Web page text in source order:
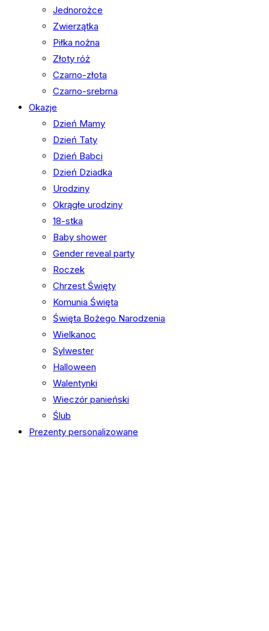
Jednorożce
Zwierzątka
Piłka nożna
Złoty róż
Czarno-złota
Czarno-srebrna
Okazje
Dzień Mamy
Dzień Taty
Dzień Babci
Dzień Dziadka
Urodziny
Okrągłe urodziny
18-stka
Baby shower
Gender reveal party
Roczek
Chrzest Święty
Komunia Święta
Święta Bożego Narodzenia
Wielkanoc
Sylwester
Halloween
Walentynki
Wieczór panieński
Ślub
Prezenty personalizowane